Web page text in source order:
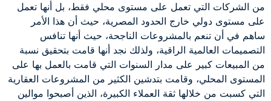
من الشركات التي تعمل على مستوى محلي فقط، بل أنها تعمل
على مستوى دولي خارج الحدود المصرية، حيث أن هذا الأمر
ساهم في أن تنعم بالمشروعات الناجحة، حيث أنها تنافس
التصميمات العالمية الراقية، ولذلك نجد أنها قامت بتحقيق نسبة
من المبيعات كبير على مدار السنوات التي قامت بالعمل بها على
المستوى المحلي، وقامت بتدشين الكثير من المشروعات العقارية
التي كسبت من خلالها ثقة العملاء الكبيرة، الذين أصبحوا موالين